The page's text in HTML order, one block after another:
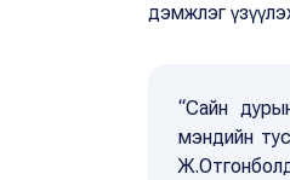
дэмжлэг
“Сайн
мэндийн